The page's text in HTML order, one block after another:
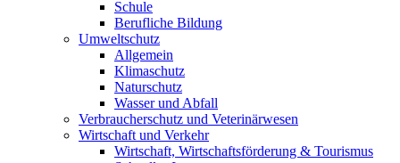
Schule
Berufliche Bildung
Umweltschutz
Allgemein
Klimaschutz
Naturschutz
Wasser und Abfall
Verbraucherschutz und Veterinärwesen
Wirtschaft und Verkehr
Wirtschaft, Wirtschaftsförderung & Tourismus